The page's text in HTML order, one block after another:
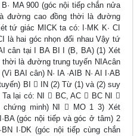
MA 900 (góc nội tiếp chắn nửa
đường cao đồng thời là đường
tứ giác MICK ta có: I·MK K· CI
là hai góc nhọn đối nhau Vậy tứ
cân tại I BA BI I (B, BA) (1) Xét
là đường trung tuyến NIAcân
BAI cân) N· IA ·AIB N· AI I·AB
BI  IN (2) Từ (1) và (2) suy
lại có: NI  BC, AC  BC NI 
minh) NI  MO 1 3) Xét
(góc nội tiếp và góc ở tâm) 2
I·DK (góc nội tiếp cùng chắn